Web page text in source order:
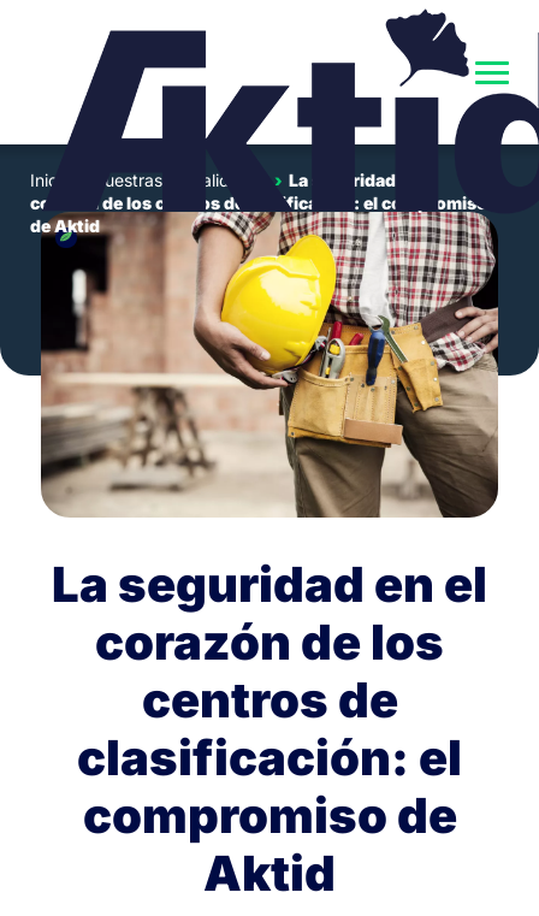
Inicio Nuestras actualidades › La seguridad en el
corazón de los centros de clasificación: el compromiso
de Aktid
La seguridad en el
corazón de los
centros de
clasificación: el
compromiso de
Aktid